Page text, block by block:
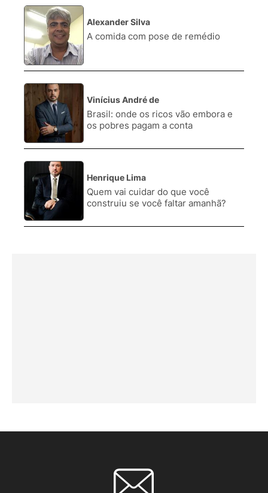
2.
Alexander Silva
A comida com pose de remédio
Vinícius André de
Brasil: onde os ricos vão embora e
os pobres pagam a conta
4.
Henrique Lima
Quem vai cuidar do que você
construiu se você faltar amanhã?